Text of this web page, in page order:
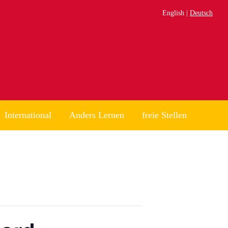
English Deutsch
International Anders Lernen freie Stellen